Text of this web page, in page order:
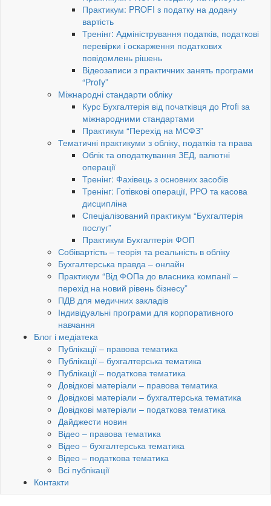
Практикум: PROFI з податку на додану
вартість
Тренінг: Адміністрування податків, податкові
перевірки і оскарження податкових
повідомлень рішень
Відеозаписи з практичних занять програми
“Profy”
Міжнародні стандарти обліку
Курс Бухгалтерія від початківця до Profi за
міжнародними стандартами
Практикум “Перехід на МСФЗ”
Тематичні практикуми з обліку, податків та права
Облік та оподаткування ЗЕД, валютні
операції
Тренінг: Фахівець з основних засобів
Тренінг: Готівкові операції, PРO та касова
дисципліна
Спеціалізований практикум “Бухгалтерія
послуг”
Практикум Бухгалтерія ФОП
Собівартість – теорія та реальність в обліку
Бухгалтерська правда – онлайн
Практикум “Від ФОПа до власника компанії –
перехід на новий рівень бізнесу”
ПДВ для медичних закладів
Індивідуальні програми для корпоративного
навчання
Блог і медіатека
Публікації – правова тематика
Публікації – бухгалтерська тематика
Публікації – податкова тематика
Довідкові матеріали – правова тематика
Довідкові матеріали – бухгалтерська тематика
Довідкові матеріали – податкова тематика
Дайджести новин
Відео – правова тематика
Відео – бухгалтерська тематика
Відео – податкова тематика
Всі публікації
Контакти